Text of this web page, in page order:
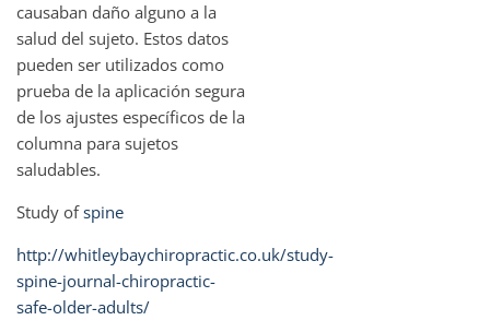
causaban daño alguno a la
salud del sujeto. Estos datos
pueden ser utilizados como
prueba de la aplicación segura
de los ajustes específicos de la
columna para sujetos
saludables.
Study ofspine
http://whitleybaychiropractic.co.uk/study-
spine-journal-chiropractic-
safe-older-adults/